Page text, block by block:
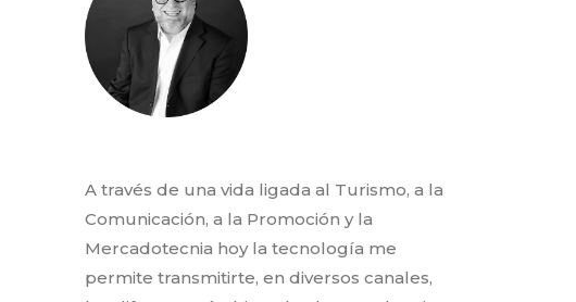
A través de una vida ligada al Turismo, a la
Comunicación, a la Promoción y la
Mercadotecnia hoy la tecnología me
permite transmitirte, en diversos canales,